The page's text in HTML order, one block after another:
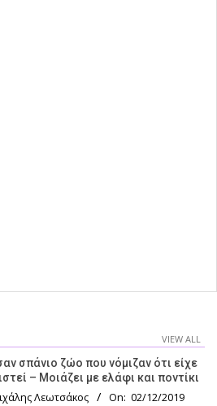
VIEW ALL
σπάνιο ζώο που νόμιζαν ότι είχε
– Μοιάζει με ελάφι και ποντίκι
Λεωτσάκος On: 02/12/2019